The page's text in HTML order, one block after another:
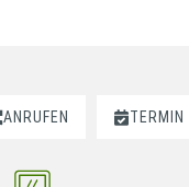
ANRUFEN TERMIN